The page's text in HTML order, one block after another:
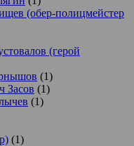
(обер-полицмейстер
(герой
(1)
Засов (1)
(1)
(1)